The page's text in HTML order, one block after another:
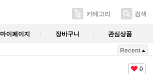
카테고리 검색
마이페이지 장바구니 관심상품
Recent
0